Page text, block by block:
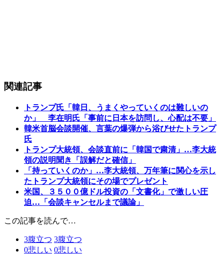
関連記事
トランプ氏「韓日、うまくやっていくのは難しいの
か」 李在明氏「事前に日本を訪問し、心配は不要」
韓米首脳会談開催、言葉の爆弾から浴びせたトランプ
氏
トランプ大統領、会談直前に「韓国で粛清」…李大統
領の説明聞き「誤解だと確信」
「持っていくのか」…李大統領、万年筆に関心を示し
たトランプ大統領にその場でプレゼント
米国、３５００億ドル投資の「文書化」で激しい圧
迫…「会談キャンセルまで議論」
この記事を読んで…
3腹立つ 3腹立つ
0悲しい 0悲しい